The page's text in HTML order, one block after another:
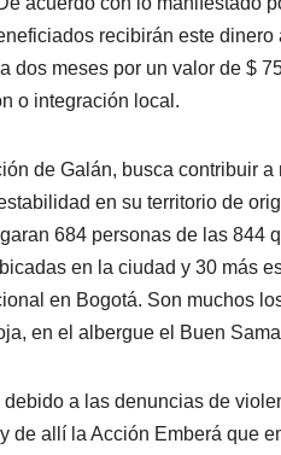
recibirán este
dos meses por un valor de $
o integración local.
de Galán, busca contribuir
en su territorio de
684 personas de las 844
en la ciudad y 30 más
en Bogotá. Son muchos
en el albergue el Buen
a las denuncias de
de allí la Acción Emberá que